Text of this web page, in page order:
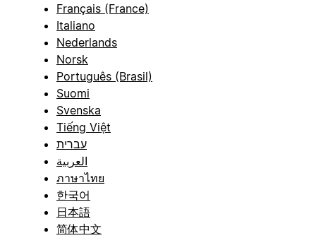
Français (France)
Italiano
Nederlands
Norsk
Português (Brasil)
Suomi
Svenska
Tiếng Việt
עברית
العربية
ภาษาไทย
한국어
日本語
简体中文